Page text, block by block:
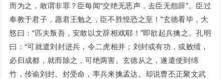
而为之，敢谓非罪？臣每闻“交绝无恶声，去臣无怨辞”。臣过
奉教于君子，愿君王勉之，臣不胜惶恐之至！”玄德看毕，大
怒曰：“匹夫叛吾，安敢以文辞相戏耶！”即欲起兵擒之。孔明
曰：“可就遣刘封进兵，令二虎相并；刘封或有功，或败绩，
必归成都，就而除之，可绝两害。玄德从之，遂遣使到绵
竹，传谕刘封。封受命，率兵来擒孟达。却说曹丕正聚文武